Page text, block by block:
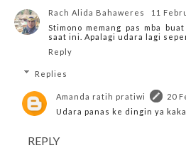
Rach Alida Bahaweres
11
Stimono memang pas mba
saat ini. Apalagi udara lagi
Reply
Replies
Amanda ratih pratiwi
20
Udara panas ke dingin ya
REPLY